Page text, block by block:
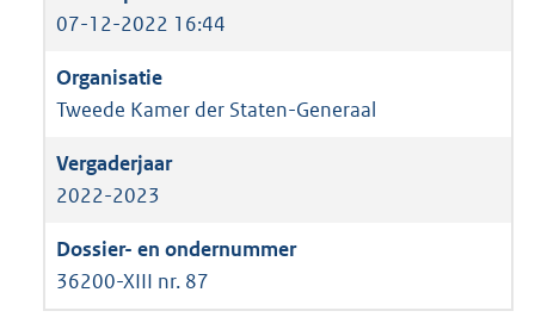
07-12-2022 16:44
Tweede Kamer der Staten-Generaal
2022-2023
36200-XIII nr. 87